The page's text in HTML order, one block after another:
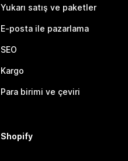
Yukarı satış ve paketler
E-posta ile pazarlama
SEO
Kargo
Para birimi ve çeviri
Shopify